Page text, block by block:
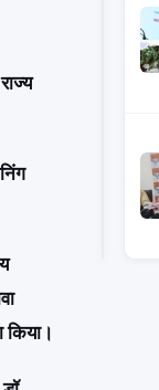
किया।
श्री
कृष्ण
कृपा
06